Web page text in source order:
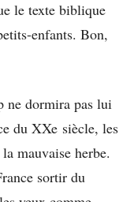
le texte biblique
enfants. Bon,
ne dormira pas lui
du XXe siècle, les
mauvaise herbe.
sortir du